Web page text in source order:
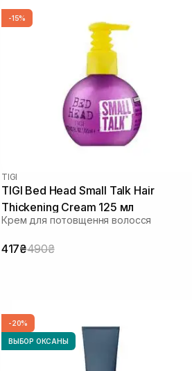
-15%
TIGI
TIGI Bed Head Small Talk Hair
Thickening Cream 125 мл
Крем для потовщення волосся
417₴490₴
-20%
ВЫБОР ОКСАНЫ